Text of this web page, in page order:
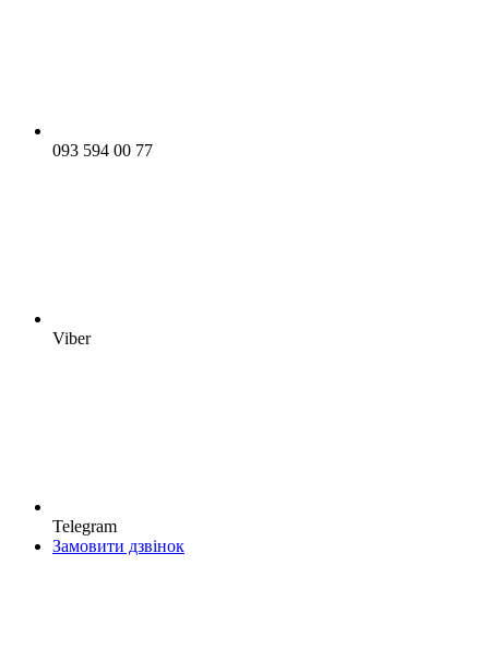
093 594 00 77
Viber
Telegram
Замовити дзвінок